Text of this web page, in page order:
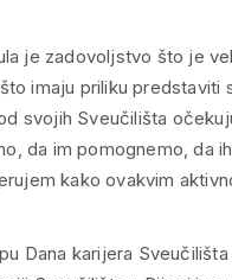
je zadovoljstvo što je
imaju priliku predstaviti
svojih Sveučilišta
da im pomognemo, da
kako ovakvim
Dana karijera